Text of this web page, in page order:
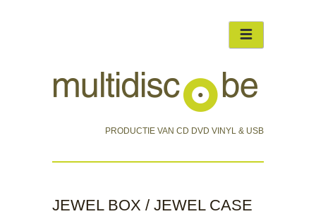
PRODUCTIE VAN CD DVD VINYL & USB
JEWEL BOX / JEWEL CASE